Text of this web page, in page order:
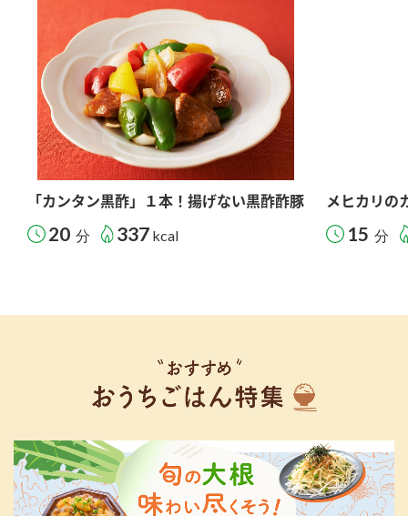
「カンタン黒酢」１本！揚げない黒酢酢豚
20 分 337 kcal
メヒカリの
15 分